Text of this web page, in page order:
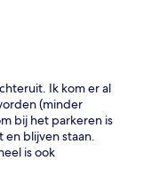
Ik kom er al
(minder
bij het parkeren is
blijven staan.
is ook